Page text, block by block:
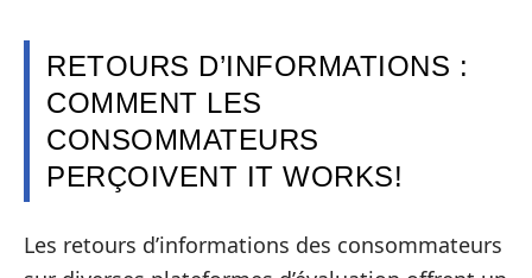
RETOURS D’INFORMATIONS :
COMMENT LES
CONSOMMATEURS
PERÇOIVENT IT WORKS!
Les retours d’informations des consommateurs